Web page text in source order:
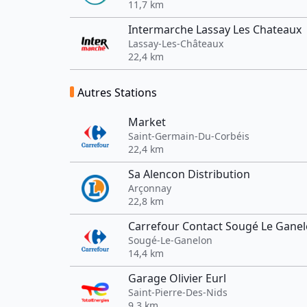
11,7 km
Intermarche Lassay Les Chateaux
Lassay-Les-Châteaux
22,4 km
Autres Stations
Market
Saint-Germain-Du-Corbéis
22,4 km
Sa Alencon Distribution
Arçonnay
22,8 km
Carrefour Contact Sougé Le
Sougé-Le-Ganelon
14,4 km
Garage Olivier Eurl
Saint-Pierre-Des-Nids